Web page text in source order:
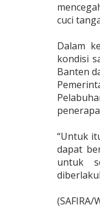
cuci
Dalam
kondisi
Banten
“Untuk
dapat
untuk
(SAFIRA/